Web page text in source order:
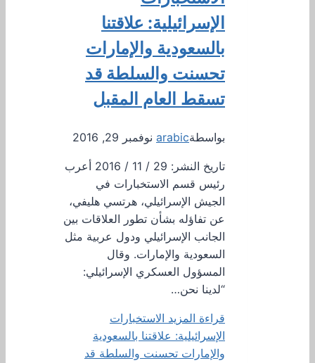
الإسرائيلية: علاقتنا
بالسعودية والإمارات
تحسنت والسلطة قد
تسقط العام المقبل
بواسطةarabic نوفمبر 29, 2016
تاريخ النشر: 29 / 11 / 2016 أعرب
رئيس قسم الاستخبارات في
الجيش الإسرائيلي، هرتسي هليفي،
عن تفاؤله بشأن تطور العلاقات بين
الجانب الإسرائيلي ودول عربية مثل
السعودية والإمارات. وقال
المسؤول العسكري الإسرائيلي:
“لدينا نحن…
قراءة المزيد الاستخبارات
الإسرائيلية: علاقتنا بالسعودية
والإمارات تحسنت والسلطة قد